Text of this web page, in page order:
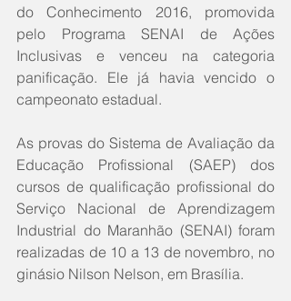
do Conhecimento 2016, promovida
pelo Programa SENAI de Ações
Inclusivas e venceu na categoria
panificação. Ele já havia vencido o
campeonato estadual.
As provas do Sistema de Avaliação da
Educação Profissional (SAEP) dos
cursos de qualificação profissional do
Serviço Nacional de Aprendizagem
Industrial do Maranhão (SENAI) foram
realizadas de 10 a 13 de novembro, no
ginásio Nilson Nelson, em Brasília.